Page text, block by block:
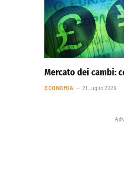
Mercato dei cambi:
ECONOMIA 21 Luglio 2026